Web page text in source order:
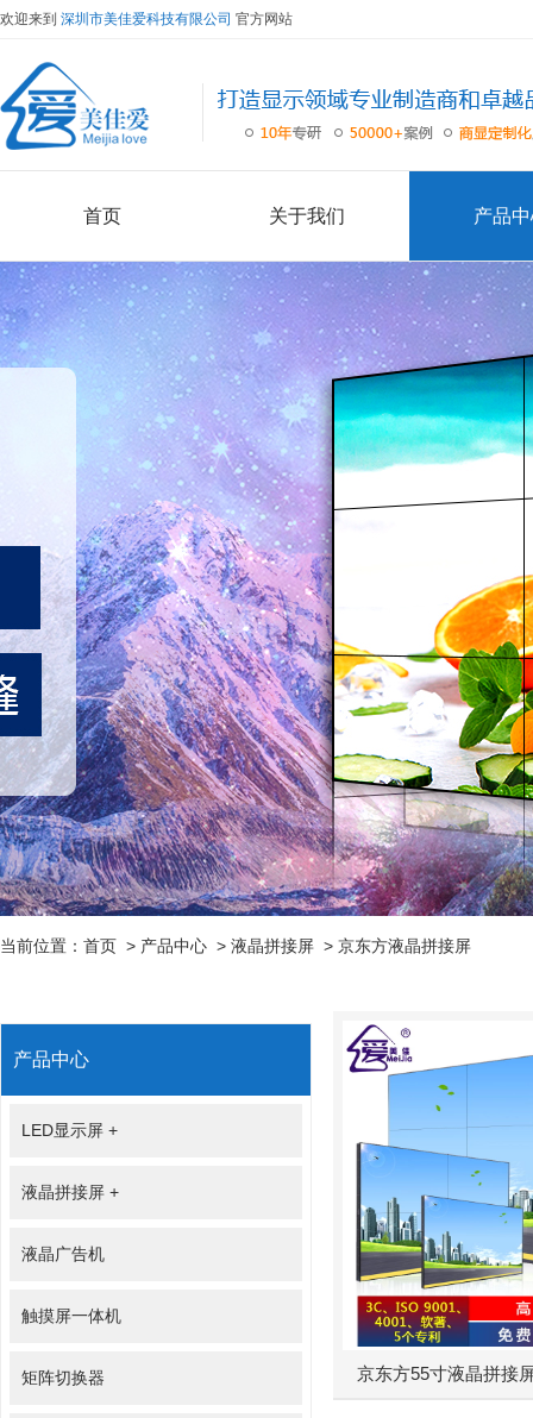
欢迎来到 深圳市美佳爱科技有限公司 官方网站
首页 关于我们 产品
当前位置： 首页 > 产品中心 > 液晶拼接屏 > 京东方液晶拼接屏
产品中心
LED显示屏 +
液晶拼接屏 +
液晶广告机
触摸屏一体机
矩阵切换器 京东方55寸液晶拼接